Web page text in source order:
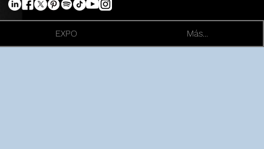
EXPO Más...